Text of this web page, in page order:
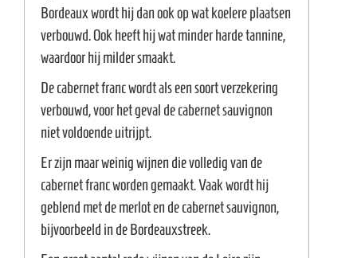
Bordeaux wordt hij dan ook op wat koelere plaatsen
verbouwd. Ook heeft hij wat minder harde tannine,
waardoor hij milder smaakt.
De cabernet franc wordt als een soort verzekering
verbouwd, voor het geval de cabernet sauvignon
niet voldoende uitrijpt.
Er zijn maar weinig wijnen die volledig van de
cabernet franc worden gemaakt. Vaak wordt hij
geblend met de merlot en de cabernet sauvignon,
bijvoorbeeld in de Bordeauxstreek.